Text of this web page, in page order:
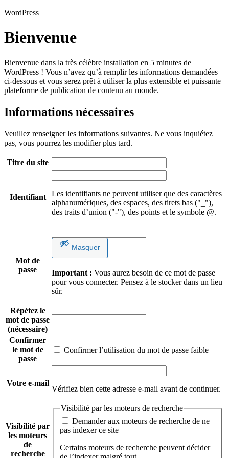
WordPress
Bienvenue
Bienvenue dans la très célèbre installation en 5 minutes de
WordPress ! Vous n’avez qu’à remplir les informations demandées
ci-dessous et vous serez prêt à utiliser la plus extensible et puissante
plateforme de publication de contenu au monde.
Informations nécessaires
Veuillez renseigner les informations suivantes. Ne vous inquiétez
pas, vous pourrez les modifier plus tard.
Titre du site
Identifiant
Les identifiants ne peuvent utiliser que des caractères
alphanumériques, des espaces, des tirets bas ("_"),
des traits d’union ("-"), des points et le symbole @.
Mot de
passe
Masquer
Important : Vous aurez besoin de ce mot de passe
pour vous connecter. Pensez à le stocker dans un lieu
sûr.
Répétez le
mot de passe
(nécessaire)
Confirmer
le mot de
passe
Confirmer l’utilisation du mot de passe faible
Votre e-mail
Vérifiez bien cette adresse e-mail avant de continuer.
Visibilité par
les moteurs
de
recherche
Visibilité par les moteurs de recherche
pas indexer ce site
Certains moteurs de recherche peuvent décider